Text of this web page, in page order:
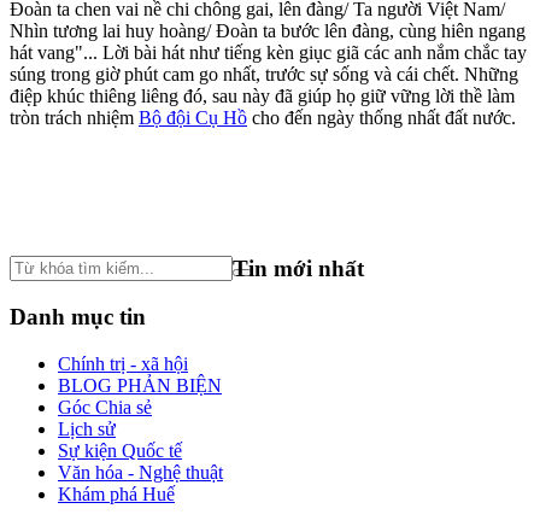
Đoàn ta chen vai nề chi chông gai, lên đàng/ Ta người Việt Nam/
Nhìn tương lai huy hoàng/ Đoàn ta bước lên đàng, cùng hiên ngang
hát vang"... Lời bài hát như tiếng kèn giục giã các anh nắm chắc tay
súng trong giờ phút cam go nhất, trước sự sống và cái chết. Những
điệp khúc thiêng liêng đó, sau này đã giúp họ giữ vững lời thề làm
tròn trách nhiệm Bộ đội Cụ Hồ cho đến ngày thống nhất đất nước.
Tin mới nhất
Danh mục tin
Chính trị - xã hội
BLOG PHẢN BIỆN
Góc Chia sẻ
Lịch sử
Sự kiện Quốc tế
Văn hóa - Nghệ thuật
Khám phá Huế